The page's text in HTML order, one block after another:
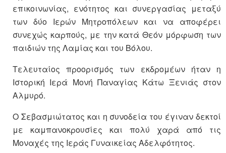
επικοινωνίας, ενότητος και συνεργασίας μεταξύ
των δύο Ιερών Μητροπόλεων και να αποφέρει
συνεχώς καρπούς, με την κατά Θεόν μόρφωση των
παιδιών της Λαμίας και του Βόλου.
Τελευταίος προορισμός των εκδρομέων ήταν η
Ιστορική Ιερά Μονή Παναγίας Κάτω Ξενιάς στον
Αλμυρό.
Ο Σεβασμιώτατος και η συνοδεία του έγιναν δεκτοί
με καμπανοκρουσίες και πολύ χαρά από τις
Μοναχές της Ιεράς Γυναικείας Αδελφότητος.